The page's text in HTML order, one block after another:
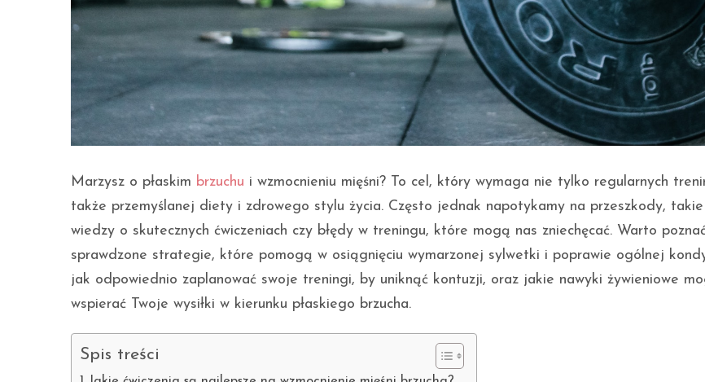
Marzysz o płaskim brzuchu i wzmocnieniu mięśni? To cel, który wymaga nie tylko regularnych
także przemyślanej diety i zdrowego stylu życia. Często jednak napotykamy na przeszkody,
wiedzy o skutecznych ćwiczeniach czy błędy w treningu, które mogą nas zniechęcać. Warto
sprawdzone strategie, które pomogą w osiągnięciu wymarzonej sylwetki i poprawie ogólnej
jak odpowiednio zaplanować swoje treningi, by uniknąć kontuzji, oraz jakie nawyki żywieniowe
wspierać Twoje wysiłki w kierunku płaskiego brzucha.
Spis treści